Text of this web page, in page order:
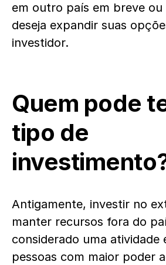
em outro país em breve ou
deseja expandir suas
investidor.
Quem pode
tipo de
Antigamente, investir no
manter recursos fora do
considerado uma atividade
pessoas com maior poder